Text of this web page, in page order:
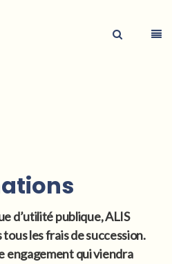
d’utilité publique, ALIS
les frais de succession.
engagement qui viendra